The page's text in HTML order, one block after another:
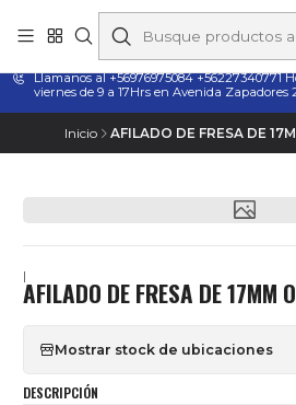
Taladros Magnéticos en Chile |
Técnico
Llamanos al +56976975084 +56227340771
viernes de 9 a 17Hrs en Avenida Zapadores
Inicio AFILADO DE FRESA DE
|
AFILADO DE FRESA DE 17MM
Mostrar stock de ubicaciones
DESCRIPCIÓN